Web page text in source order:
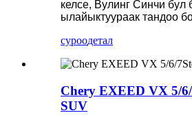
келсе, Вулинг Синчи бул
ылайыктуураак тандоо
суроодетал
Chery EXEED VX 5/
SUV